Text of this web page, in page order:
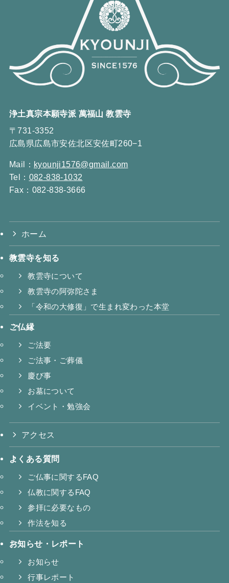
浄土真宗本願寺派 萬福山 教雲寺
〒731-3352
広島県広島市安佐北区安佐町260−1
Mail： kyounji1576@gmail.com
Tel： 082-838-1032
Fax：082-838-3666
ホーム
教雲寺を知る
教雲寺について
教雲寺の阿弥陀さま
「令和の大修復」で生まれ変わった本堂
ご仏縁
ご法要
ご法事・ご葬儀
慶び事
お墓について
イベント・勉強会
アクセス
よくある質問
ご仏事に関するFAQ
仏教に関するFAQ
参拝に必要なもの
作法を知る
お知らせ・レポート
お知らせ
行事レポート